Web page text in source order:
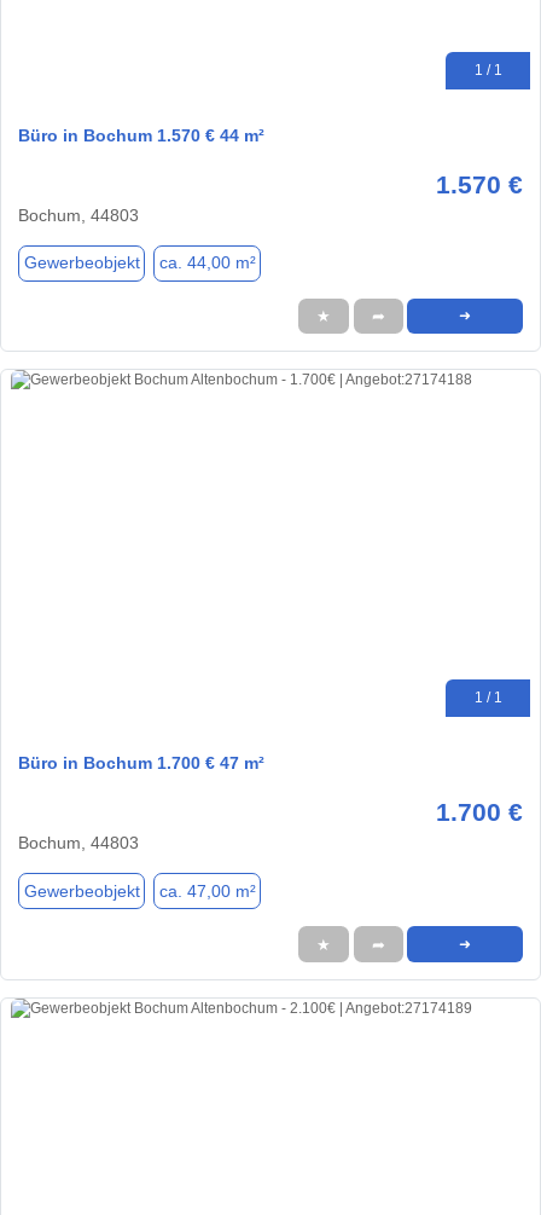
1 / 1
Büro in Bochum 1.570 € 44 m²
1.570 €
Bochum, 44803
Gewerbeobjekt ca. 44,00 m²
★ ➦ ➜
1 / 1
Büro in Bochum 1.700 € 47 m²
1.700 €
Bochum, 44803
Gewerbeobjekt ca. 47,00 m²
★ ➦ ➜